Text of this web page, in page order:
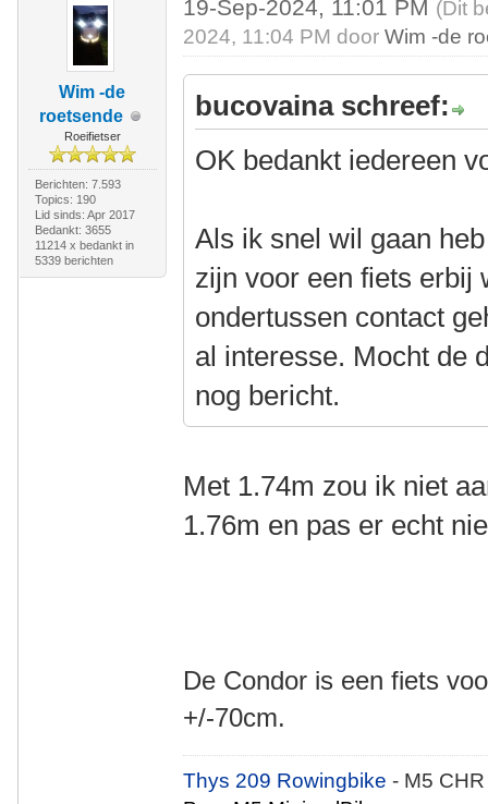
Wim -de
roetsende
Roeifietser
Berichten: 7.593
Topics: 190
Lid sinds: Apr 2017
Bedankt: 3655
11214 x bedankt in
5339 berichten
19-Sep-2024, 11:01 PM (Dit
2024, 11:04 PM doorWim -de
bucovaina schreef:
OK bedankt iedereen
Als ik snel wil gaan
zijn voor een fiets erbij
ondertussen contact
al interesse. Mocht de
nog bericht.
Met 1.74m zou ik niet
1.76m en pas er echt
De Condor is een fiets
+/-70cm.
Thys 209 Rowingbike- M5